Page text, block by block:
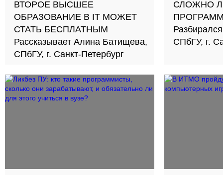
ВТОРОЕ ВЫСШЕЕ
ОБРАЗОВАНИЕ В IT МОЖЕТ
СТАТЬ БЕСПЛАТНЫМ
Рассказывает Алина Батищева,
СПбГУ, г. Санкт-Петербург
СЛОЖНО
СПбГУ, г.